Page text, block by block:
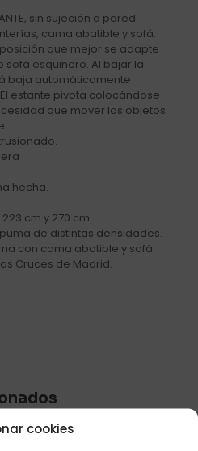
cookies
sin sujeción a pared.
cama abatible y sofá.
que mejor se adapte
sofá esquinero. Al bajar la
baja automáticamente
estante pivota colocándose
que mover los objetos
hecha.
cm y 270 cm.
de distintas densidades.
con cama abatible y sofá
Cruces de Madrid.
matrimonio